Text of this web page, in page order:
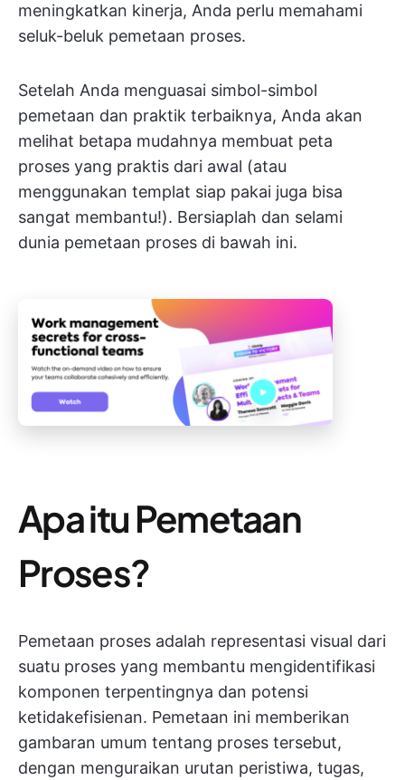
meningkatkan kinerja, Anda perlu memahami
seluk-beluk pemetaan proses.
Setelah Anda menguasai simbol-simbol
pemetaan dan praktik terbaiknya, Anda akan
melihat betapa mudahnya membuat peta
proses yang praktis dari awal (atau
menggunakan templat siap pakai juga bisa
sangat membantu!). Bersiaplah dan selami
dunia pemetaan proses di bawah ini.
Apa itu Pemetaan
Proses?
Pemetaan proses adalah representasi visual dari
suatu proses yang membantu mengidentifikasi
komponen terpentingnya dan potensi
ketidakefisienan. Pemetaan ini memberikan
gambaran umum tentang proses tersebut,
dengan menguraikan urutan peristiwa, tugas,